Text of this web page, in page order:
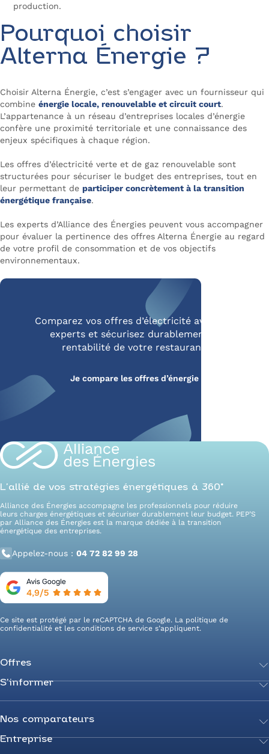
production.
Pourquoi choisir
Alterna Énergie ?
Choisir Alterna Énergie, c’est s’engager avec un fournisseur qui
combine énergie locale, renouvelable et circuit court.
L’appartenance à un réseau d’entreprises locales d’énergie
confère une proximité territoriale et une connaissance des
enjeux spécifiques à chaque région.
Les offres d’électricité verte et de gaz renouvelable sont
structurées pour sécuriser le budget des entreprises, tout en
leur permettant de participer concrètement à la transition
énergétique française.
Les experts d’Alliance des Énergies peuvent vous accompagner
pour évaluer la pertinence des offres Alterna Énergie au regard
de votre profil de consommation et de vos objectifs
environnementaux.
Comparez vos offres d’électricité avec nos
experts et sécurisez durablement la
rentabilité de votre restaurant.
Je compare les offres d’énergie
L’allié de vos stratégies énergétiques à 360°
Alliance des Énergies accompagne les professionnels pour réduire
leurs charges énergétiques et sécuriser durablement leur budget. PEP’S
par Alliance des Énergies est la marque dédiée à la transition
énergétique des entreprises.
Appelez-nous : 04 72 82 99 28
Ce site est protégé par le reCAPTCHA de Google. La politique de
confidentialité et les conditions de service s’appliquent.
Offres
Achetez votre énergie
Transition énergétique
Secteurs d’expertise
Optimisez vos taxes et compteurs
S’informer
Actualités
Guides de l’énergie
Livres blancs
Nos comparateurs
Comparateur Électricité
Entreprise